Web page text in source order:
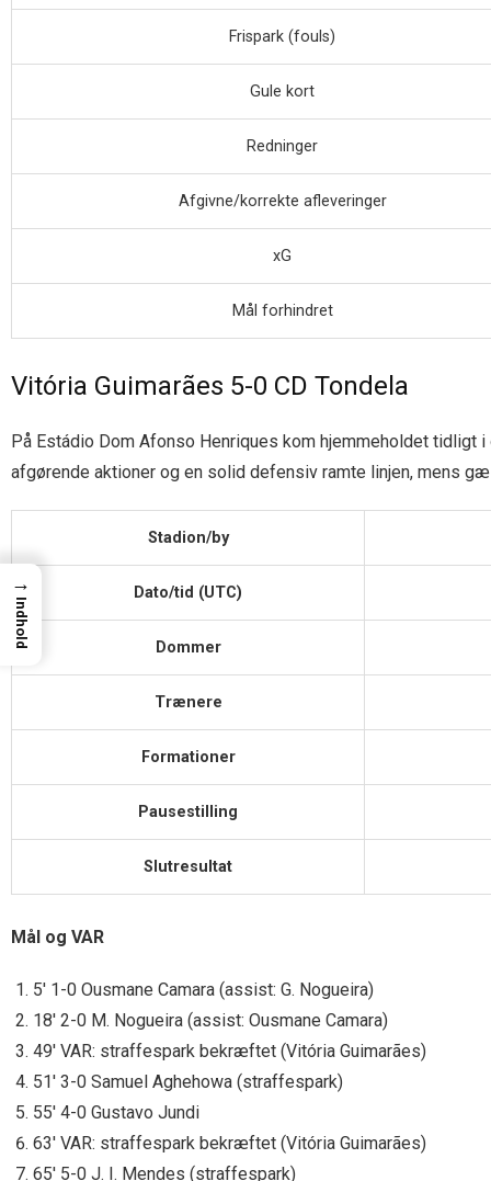
Frispark (fouls)
Gule kort
Redninger
Afgivne/korrekte afleveringer
xG
Mål forhindret
Vitória Guimarães 5-0 CD Tondela
På Estádio Dom Afonso Henriques kom hjemmeholdet
afgørende aktioner og en solid defensiv ramte linjen, mens
Stadion/by
Dato/tid (UTC)
Dommer
Trænere
Formationer
Pausestilling
Slutresultat
Mål og VAR
5′ 1-0 Ousmane Camara (assist: G. Nogueira)
18′ 2-0 M. Nogueira (assist: Ousmane Camara)
49′ VAR: straffespark bekræftet (Vitória Guimarães)
51′ 3-0 Samuel Aghehowa (straffespark)
55′ 4-0 Gustavo Jundi
63′ VAR: straffespark bekræftet (Vitória Guimarães)
65′ 5-0 J. I. Mendes (straffespark)
→
Indhold